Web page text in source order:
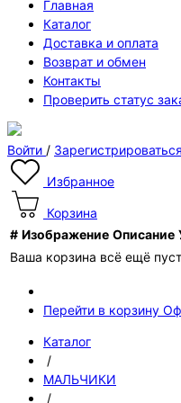
Главная
Каталог
Доставка и оплата
Возврат и обмен
Контакты
Проверить статус
Войти / Зарегистрироваться
Избранное
Корзина
# Изображение Описание
Ваша корзина всё ещё
Перейти в корзину
Каталог
/
МАЛЬЧИКИ
/